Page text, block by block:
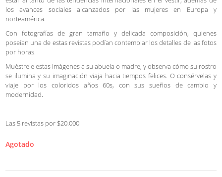
los avances sociales alcanzados por las mujeres en Europa y
norteamérica.
Con fotografías de gran tamaño y delicada composición, quienes
poseían una de estas revistas podían contemplar los detalles de las fotos
por horas.
Muéstrele estas imágenes a su abuela o madre, y observa cómo su rostro
se ilumina y su imaginación viaja hacia tiempos felices. O consérvelas y
viaje por los coloridos años 60s, con sus sueños de cambio y
modernidad.
Las 5 revistas por $20.000
Agotado